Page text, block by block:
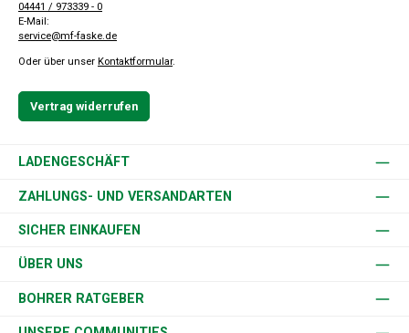
04441 / 973339 - 0
E-Mail:
service@mf-faske.de
Oder über unser Kontaktformular.
Vertrag widerrufen
LADENGESCHÄFT
ZAHLUNGS- UND VERSANDARTEN
SICHER EINKAUFEN
ÜBER UNS
BOHRER RATGEBER